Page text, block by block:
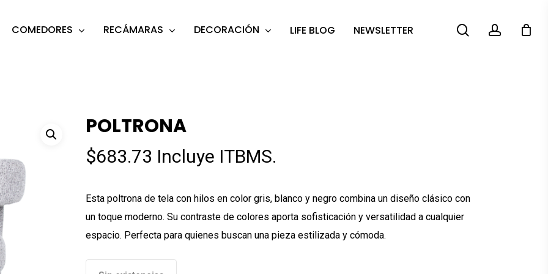
COMEDORES RECÁMARAS DECORACIÓN LIFE BLOG NEWSLETTER searchaccount
POLTRONA
$683.73 Incluye ITBMS.
Esta poltrona de tela con hilos en color gris, blanco y negro combina un diseño clásico con
un toque moderno. Su contraste de colores aporta sofisticación y versatilidad a cualquier
espacio. Perfecta para quienes buscan una pieza estilizada y cómoda.